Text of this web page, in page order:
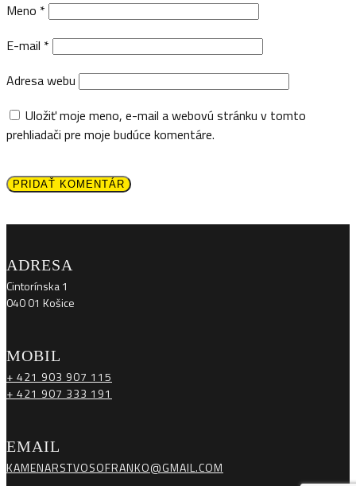
Meno *
E-mail *
Adresa webu
Uložiť moje meno, e-mail a webovú stránku v tomto
prehliadači pre moje budúce komentáre.
PRIDAŤ KOMENTÁR
ADRESA
Cintorínska 1
040 01 Košice
MOBIL
+ 421 903 907 115
+ 421 907 333 191
EMAIL
KAMENARSTVOSOFRANKO@GMAIL.COM